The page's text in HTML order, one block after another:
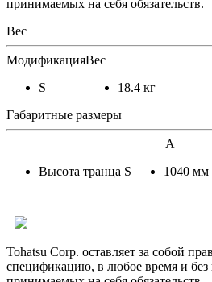
принимаемых на себя обязательств.
Вес
МодификацияВес
S
18.4 кг
Габаритные размеры
A
Высота транца S
1040 мм
Tohatsu Corp. оставляет за собой
спецификацию, в любое время и без